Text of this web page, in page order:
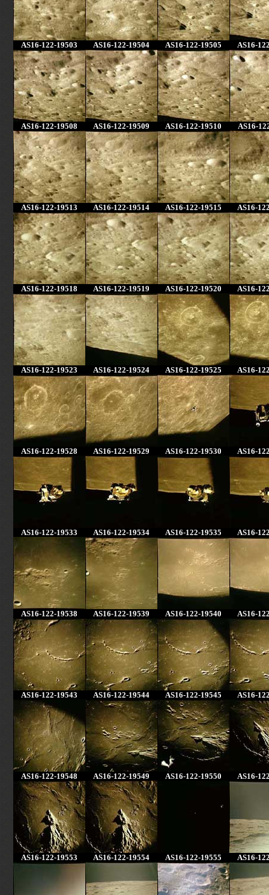
AS16-122-19503 AS16-122-19504 AS16-122-19505 AS16-
AS16-122-19508 AS16-122-19509 AS16-122-19510 AS16-
AS16-122-19513 AS16-122-19514 AS16-122-19515 AS16-
AS16-122-19518 AS16-122-19519 AS16-122-19520 AS16-
AS16-122-19523 AS16-122-19524 AS16-122-19525 AS16-
AS16-122-19528 AS16-122-19529 AS16-122-19530 AS16-
AS16-122-19533 AS16-122-19534 AS16-122-19535 AS16-
AS16-122-19538 AS16-122-19539 AS16-122-19540 AS16-
AS16-122-19543 AS16-122-19544 AS16-122-19545 AS16-
AS16-122-19548 AS16-122-19549 AS16-122-19550 AS16-
AS16-122-19553 AS16-122-19554 AS16-122-19555 AS16-